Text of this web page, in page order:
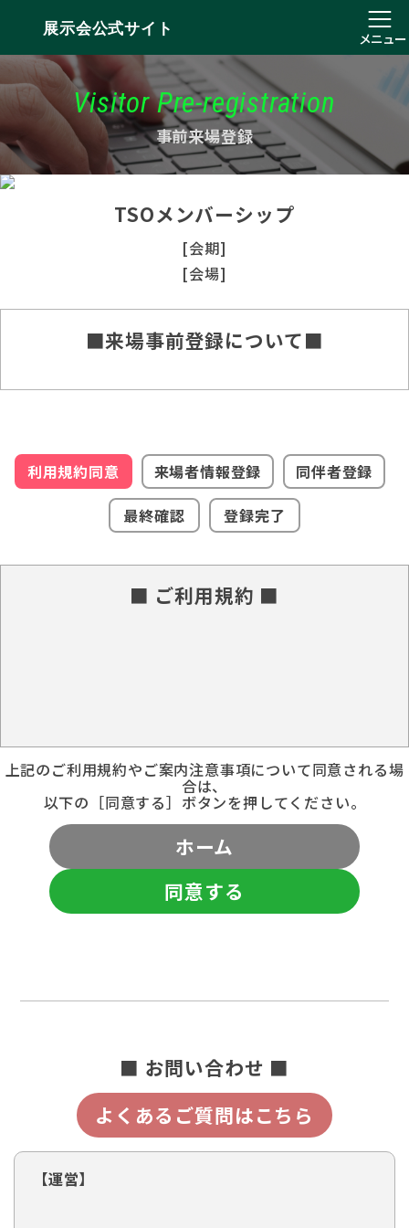
展示会公式サイト
メニュー
Visitor Pre-registration
事前来場登録
TSOメンバーシップ
[会期]
[会場]
■来場事前登録について■
利用規約同意 来場者情報登録
同伴者登録
最終確認
登録完了
■ ご利用規約 ■
上記のご利用規約やご案内注意事項について同意される場
合は、
以下の［同意する］ボタンを押してください。
ホーム
同意する
■ お問い合わせ ■
よくあるご質問はこちら
【運営】